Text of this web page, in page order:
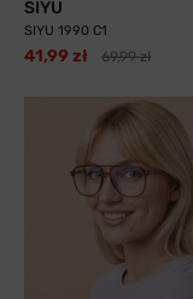
SIYU
SIYU 1990 C1
41,99 zł 69,99 zł